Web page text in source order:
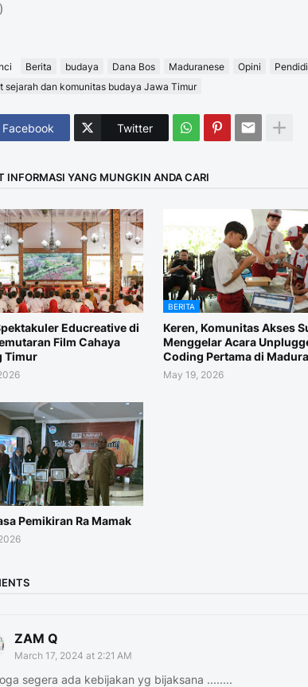
Berita budaya Dana Bos Maduranese Opini
sejarah dan komunitas budaya Jawa Timur
Facebook Twitter
INFORMASI YANG MUNGKIN ANDA CARI
Educreative di
Film Cahaya
Timur
BERITA
Keren, Komunitas Akses
Menggelar Acara
Coding Pertama di Madura
May 19, 2026
Pemikiran Ra Mamak
ZAM Q
March 17, 2024 at 2:21 AM
segera ada kebijakan yg bijaksana ........